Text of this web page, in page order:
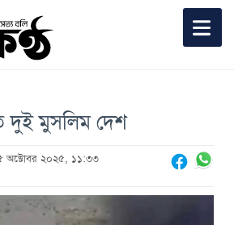
দুই মুসলিম দেশ
অক্টোবর ২০২৫, ১১:৩৩